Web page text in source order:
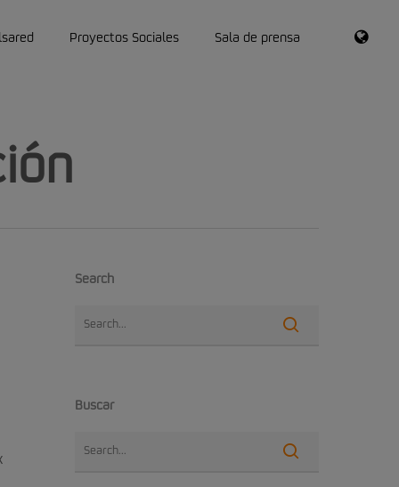
Proyectos Sociales Sala de prensa RSS
Search
Buscar